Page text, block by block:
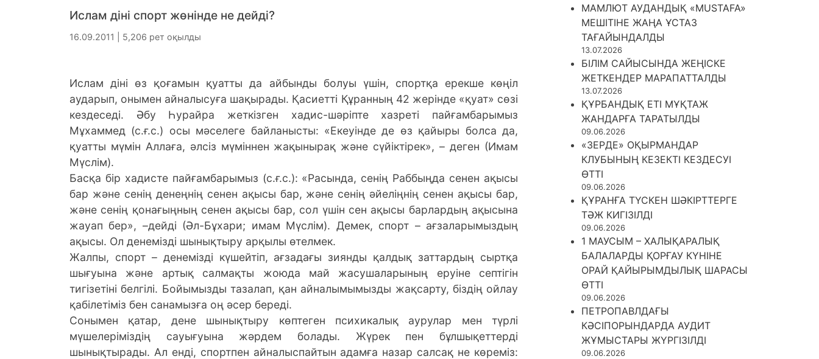
Ислам діні спорт жөнінде не дейді?
16.09.2011 | 5,206 рет оқылды
Ислам діні өз қоғамын қуатты да айбынды болуы үшін, спортқа ерекше көңіл
аударып, онымен айналысуға шақырады. Қасиетті Құранның 42 жерінде «қуат» сөзі
кездеседі. Әбу Һурайра жеткізген хадис-шәріпте хазреті пайғамбарымыз
Мұхаммед (с.ғ.с.) осы мәселеге байланысты: «Екеуінде де өз қайыры болса да,
қуатты мүмін Аллаға, әлсіз мүміннен жақынырақ және сүйіктірек», – деген (Имам
Мүслім).
Басқа бір хадисте пайғамбарымыз (с.ғ.с.): «Расында, сенің Раббыңда сенен ақысы
бар және сенің денеңнің сенен ақысы бар, және сенің әйеліңнің сенен ақысы бар,
және сенің қонағыңның сенен ақысы бар, сол үшін сен ақысы барлардың ақысына
жауап бер», –дейді (Әл-Бұхари; имам Мүслім). Демек, спорт – ағзаларымыздың
ақысы. Ол денемізді шынықтыру арқылы өтелмек.
Жалпы, спорт – денемізді күшейтіп, ағзадағы зиянды қалдық заттардың сыртқа
шығуына және артық салмақты жоюда май жасушаларының еруіне септігін
тигізетіні белгілі. Бойымызды тазалап, қан айналымымызды жақсарту, біздің ойлау
қабілетіміз бен санамызға оң әсер береді.
Сонымен қатар, дене шынықтыру көптеген психикалық аурулар мен түрлі
мүшелеріміздің сауығуына жәрдем болады. Жүрек пен бұлшықеттерді
шынықтырады. Ал енді, спортпен айналыспайтын адамға назар салсақ не көреміз:
МАМЛЮТ АУДАНДЫҚ «MUSTAFA»
МЕШІТІНЕ ЖАҢА ҰСТАЗ
ТАҒАЙЫНДАЛДЫ
13.07.2026
БІЛІМ САЙЫСЫНДА ЖЕҢІСКЕ
ЖЕТКЕНДЕР МАРАПАТТАЛДЫ
13.07.2026
ҚҰРБАНДЫҚ ЕТІ МҰҚТАЖ
ЖАНДАРҒА ТАРАТЫЛДЫ
09.06.2026
«ЗЕРДЕ» ОҚЫРМАНДАР
КЛУБЫНЫҢ КЕЗЕКТІ КЕЗДЕСУІ
ӨТТІ
09.06.2026
ҚҰРАНҒА ТҮСКЕН ШӘКІРТТЕРГЕ
ТӘЖ КИГІЗІЛДІ
09.06.2026
1 МАУСЫМ – ХАЛЫҚАРАЛЫҚ
БАЛАЛАРДЫ ҚОРҒАУ КҮНІНЕ
ОРАЙ ҚАЙЫРЫМДЫЛЫҚ ШАРАСЫ
ӨТТІ
09.06.2026
ПЕТРОПАВЛДАҒЫ
КӘСІПОРЫНДАРДА АУДИТ
ЖҰМЫСТАРЫ ЖҮРГІЗІЛДІ
09.06.2026